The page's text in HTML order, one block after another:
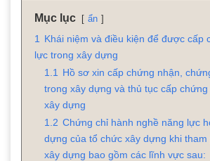
Mục lục ẩn
1
Khái niệm và điều kiện để được cấp
lực trong xây dựng
1.1
Hồ sơ xin cấp chứng nhận,
trong xây dựng và thủ tục cấp
xây dựng
1.2 Chứng chỉ hành nghề năng lực
dựng của tổ chức xây dựng khi tham
xây dựng bao gồm các lĩnh vực sau: